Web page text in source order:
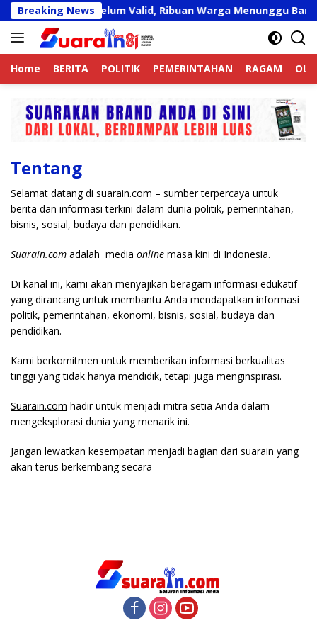
Langsung
ke
konten
Breaking News
Banjir Langkat Belum Valid, Ribuan Warga Menunggu
Home BERITA POLITIK PEMERINTAHAN RAGAM
Tentang
Selamat datang di suarain.com – sumber terpercaya untuk
berita dan informasi terkini dalam dunia politik, pemerintahan,
bisnis, sosial, budaya dan pendidikan.
Suarain.com adalah media online masa kini di Indonesia.
Di kanal ini, kami akan menyajikan beragam informasi edukatif
yang dirancang untuk membantu Anda mendapatkan informasi
politik, pemerintahan, ekonomi, bisnis, sosial, budaya dan
pendidikan.
Kami berkomitmen untuk memberikan informasi berkualitas
tinggi yang tidak hanya mendidik, tetapi juga menginspirasi.
Suarain.com hadir untuk menjadi mitra setia Anda dalam
mengeksplorasi dunia yang menarik ini.
Jangan lewatkan kesempatan menjadi bagian dari suarain yang
akan terus berkembang secara